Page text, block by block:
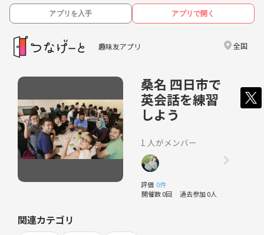
アプリを入手 アプリで開く
趣味友アプリ 全国
桑名 四日市で
英会話を練習
しよう
1 人がメンバー
評価 0件
開催数 0回 過去参加 0人
関連カテゴリ